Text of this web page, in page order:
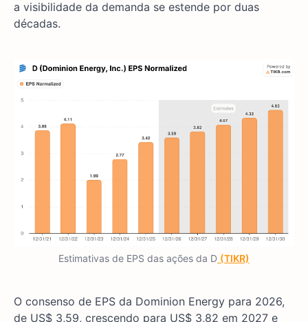
a visibilidade da demanda se estende por duas
décadas.
Estimativas de EPS das ações da D (TIKR)
O consenso de EPS da Dominion Energy para 2026,
de US$ 3,59, crescendo para US$ 3,82 em 2027 e